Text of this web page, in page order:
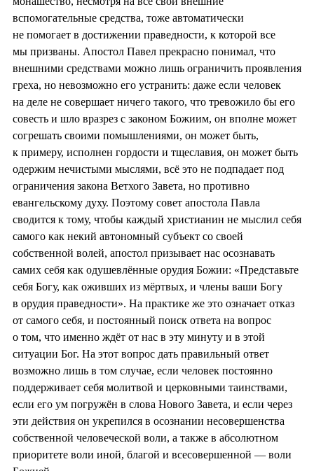
вспомогательные средства, тоже автоматически
не помогает в достижении праведности, к которой все
мы призваны. Апостол Павел прекрасно понимал, что
внешними средствами можно лишь ограничить проявления
греха, но невозможно его устранить: даже если человек
на деле не совершает ничего такого, что тревожило бы его
совесть и шло вразрез с законом Божиим, он вполне может
согрешать своими помышлениями, он может быть,
к примеру, исполнен гордости и тщеславия, он может быть
одержим нечистыми мыслями, всё это не подпадает под
ограничения закона Ветхого Завета, но противно
евангельскому духу. Поэтому совет апостола Павла
сводится к тому, чтобы каждый христианин не мыслил себя
самого как некий автономный субъект со своей
собственной волей, апостол призывает нас осознавать
самих себя как одушевлённые орудия Божии: «Представьте
себя Богу, как оживших из мёртвых, и члены ваши Богу
в орудия праведности». На практике же это означает отказ
от самого себя, и постоянный поиск ответа на вопрос
о том, что именно ждёт от нас в эту минуту и в этой
ситуации Бог. На этот вопрос дать правильный ответ
возможно лишь в том случае, если человек постоянно
поддерживает себя молитвой и церковными таинствами,
если его ум погружён в слова Нового Завета, и если через
эти действия он укрепился в осознании несовершенства
собственной человеческой воли, а также в абсолютном
приоритете воли иной, благой и всесовершенной — воли